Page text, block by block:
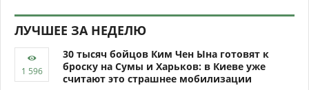
ЛУЧШЕЕ ЗА НЕДЕЛЮ
30 тысяч бойцов Ким Чен Ына готовят к
броску на Сумы и Харьков: в Киеве уже
считают это страшнее мобилизации